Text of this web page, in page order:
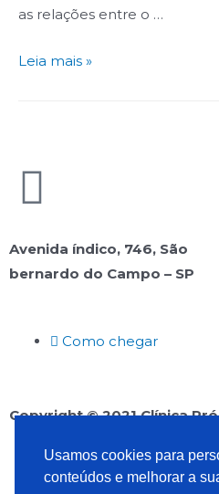
Usamos cookies para
conteúdos e melhorar a
as relações entre o …
Leia mais »
Avenida índico, 746, São
bernardo do Campo – SP
Como chegar
Copyright © 2021 Clínica